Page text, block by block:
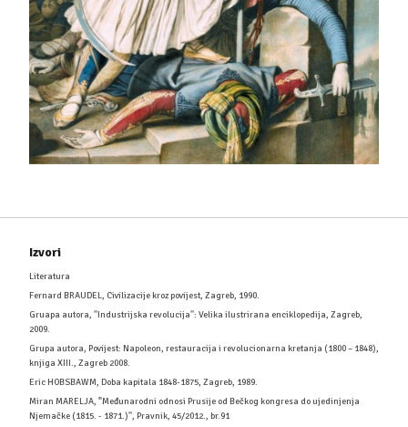
Izvori
Literatura
Fernard BRAUDEL, Civilizacije kroz povijest, Zagreb, 1990.
Gruapa autora, ''Industrijska revolucija'': Velika ilustrirana enciklopedija, Zagreb,
2009.
Grupa autora, Povijest: Napoleon, restauracija i revolucionarna kretanja (1800 – 1848),
knjiga XIII., Zagreb 2008.
Eric HOBSBAWM, Doba kapitala 1848-1875, Zagreb, 1989.
Miran MARELJA, ''Međunarodni odnosi Prusije od Bečkog kongresa do ujedinjenja
Njemačke (1815. - 1871.)'', Pravnik, 45/2012., br.91